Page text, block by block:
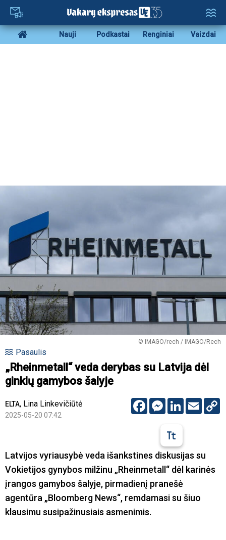
Pereiti
pagrindinį
turinį
Mobile
menu
Nauji Podkastai Renginiai Vaizdai
© IMAGO/rech / IMAGO/Rech
Pasaulis
„Rheinmetall“ veda derybas su Latvija dėl
ginklų gamybos šalyje
ELTA, Lina Linkevičiūtė
2025-05-20 07:42
FacebookMessenger
LinkedIn
Email
Latvijos vyriausybė veda išankstines diskusijas su
Vokietijos gynybos milžinu „Rheinmetall“ dėl karinės
įrangos gamybos šalyje, pirmadienį pranešė
agentūra „Bloomberg News“, remdamasi su šiuo
klausimu susipažinusiais asmenimis.